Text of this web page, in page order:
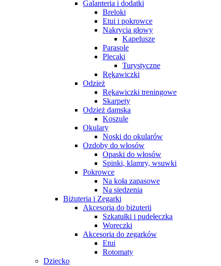
Galanteria i dodatki
Breloki
Etui i pokrowce
Nakrycia głowy
Kapelusze
Parasole
Plecaki
Turystyczne
Rękawiczki
Odzież
Rękawiczki treningowe
Skarpety
Odzież damska
Koszule
Okulary
Noski do okularów
Ozdoby do włosów
Opaski do włosów
Spinki, klamry, wsuwki
Pokrowce
Na koła zapasowe
Na siedzenia
Biżuteria i Zegarki
Akcesoria do biżuterii
Szkatułki i pudełeczka
Woreczki
Akcesoria do zegarków
Etui
Rotomaty
Dziecko